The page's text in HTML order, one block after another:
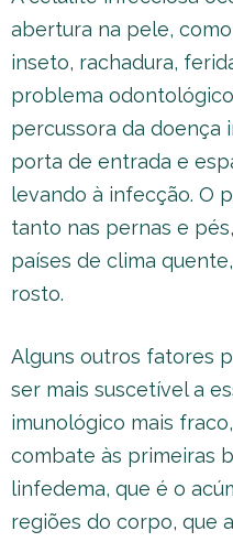
abertura na pele,
inseto, rachadura,
problema
percussora da doença
porta de entrada e
levando à infecção. O
tanto nas pernas e
países de clima
rosto.
Alguns outros fatores
ser mais suscetível a
imunológico mais
combate às primeiras
linfedema, que é o
regiões do corpo, que